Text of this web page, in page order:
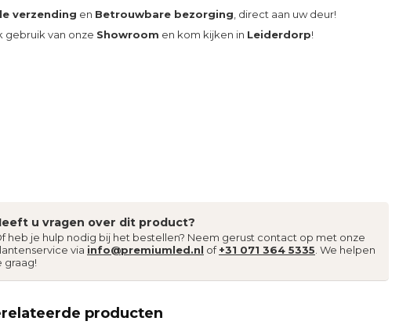
verzending en Betrouwbare bezorging , direct aan uw deur!
gebruik van onze Showroom en kom kijken in Leiderdorp!
u vragen over dit product?
heb je hulp nodig bij het bestellen? Neem gerust contact op met onze
via info@premiumled.nl of+31 071 364 5335 . We helpen
graag!
producten